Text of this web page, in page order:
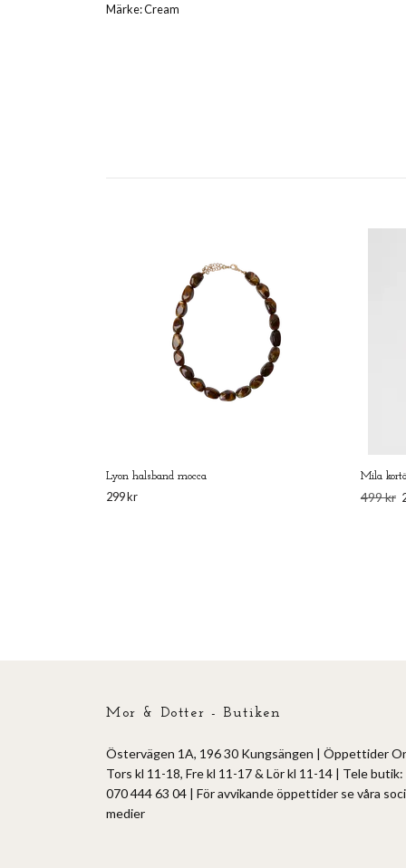
Märke: Cream
Lyon halsband mocca
299 kr
Mila
499 kr
Mor & Dotter - Butiken
Östervägen 1A, 196 30 Kungsängen | Öppettider
Tors kl 11-18, Fre kl 11-17 & Lör kl 11-14 | Tele butik:
070 444 63 04 | För avvikande öppettider se våra
medier